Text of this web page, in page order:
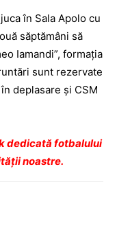
în Sala Apolo cu
săptămâni să
Iamandi”, formaţia
sunt rezervate
deplasare şi CSM
dedicată fotbalului
noastre.